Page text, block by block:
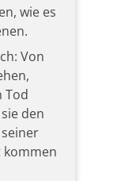
wie es
Von
Tod
den
kommen